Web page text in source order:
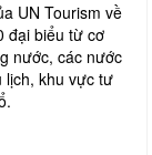
UN Tourism về
đại biểu từ cơ
nước, các nước
lịch, khu vực tư